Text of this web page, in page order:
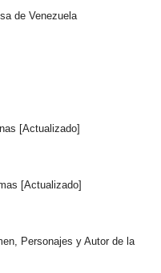
de Venezuela
[Actualizado]
[Actualizado]
Personajes y Autor de la